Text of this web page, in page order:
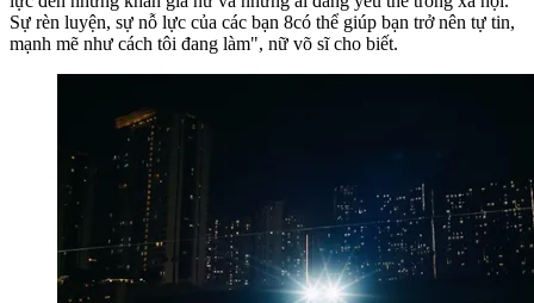
Sự rèn luyện, sự nỗ lực của các bạn 8có thể giúp bạn trở nên tự tin,
mạnh mẽ như cách tôi đang làm", nữ võ sĩ cho biết.